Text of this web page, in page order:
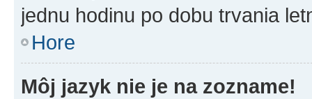
jednu hodinu po dobu trvania
Hore
Môj jazyk nie je na zozname!